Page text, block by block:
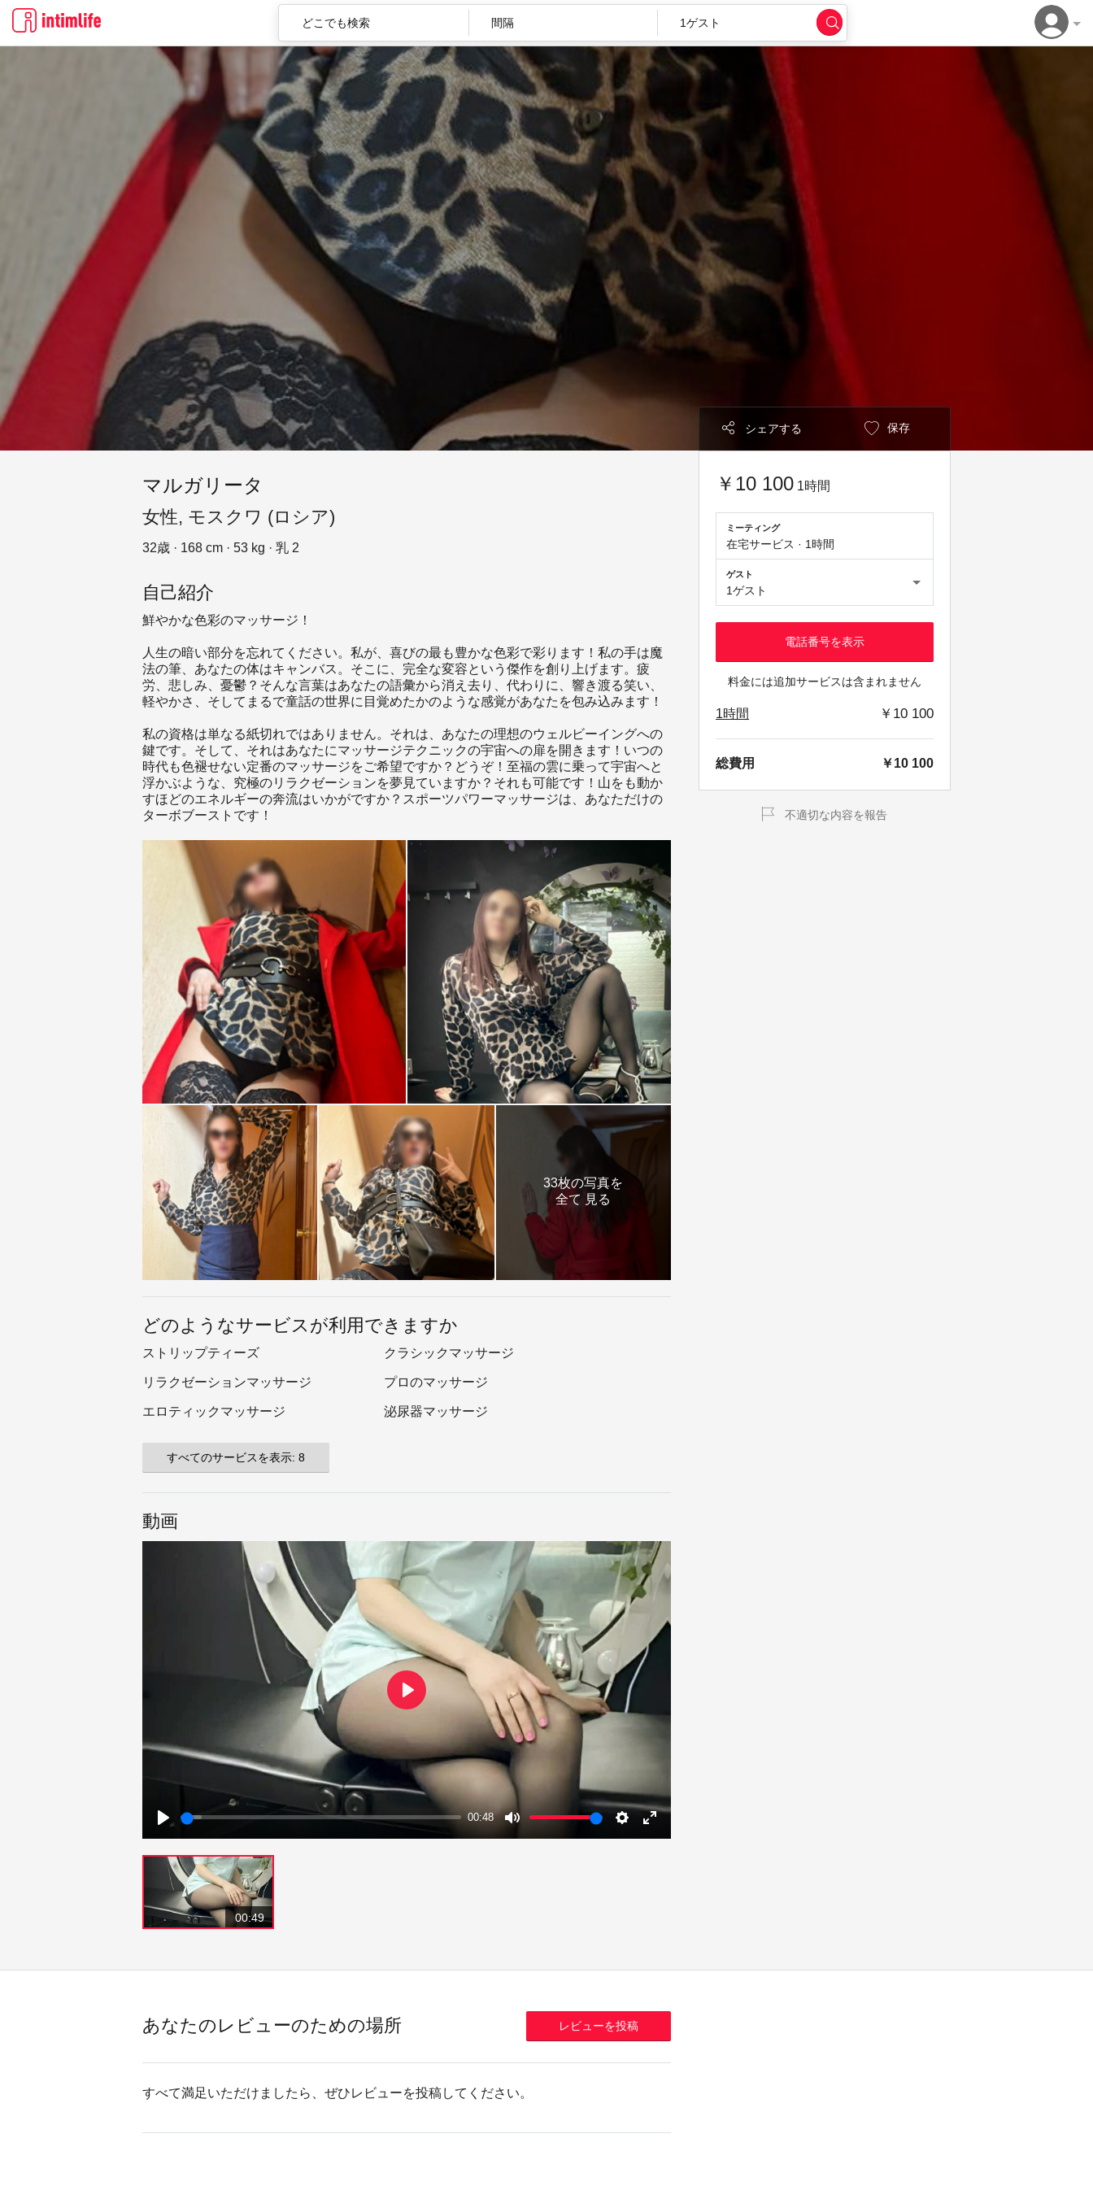
間隔 1ゲスト
シェアする 保存
￥10 100 1時間
ミーティング
在宅サービス · 1時間
ゲスト
1ゲスト
電話番号を表示
料金には追加サービスは含まれません
1時間 ￥10 100
総費用 ￥10 100
不適切な内容を報告
マルガリータ
女性, モスクワ (ロシア)
32歳 · 168 cm · 53 kg · 乳 2
自己紹介
鮮やかな色彩のマッサージ！
人生の暗い部分を忘れてください。私が、喜びの最も豊かな色彩で彩ります！私の手は魔
法の筆、あなたの体はキャンバス。そこに、完全な変容という傑作を創り上げます。疲
労、悲しみ、憂鬱？そんな言葉はあなたの語彙から消え去り、代わりに、響き渡る笑い、
軽やかさ、そしてまるで童話の世界に目覚めたかのような感覚があなたを包み込みます！
私の資格は単なる紙切れではありません。それは、あなたの理想のウェルビーイングへの
鍵です。そして、それはあなたにマッサージテクニックの宇宙への扉を開きます！いつの
時代も色褪せない定番のマッサージをご希望ですか？どうぞ！至福の雲に乗って宇宙へと
浮かぶような、究極のリラクゼーションを夢見ていますか？それも可能です！山をも動か
すほどのエネルギーの奔流はいかがですか？スポーツパワーマッサージは、あなただけの
ターボブーストです！
33枚の写真を
全て 見る
どのようなサービスが利用できますか
ストリップティーズ クラシックマッサージ
リラクゼーションマッサージ プロのマッサージ
エロティックマッサージ 泌尿器マッサージ
すべてのサービスを表示: 8
動画
00:48
Play
00:49
あなたのレビューのための場所 レビューを投稿
すべて満足いただけましたら、ぜひレビューを投稿してください。